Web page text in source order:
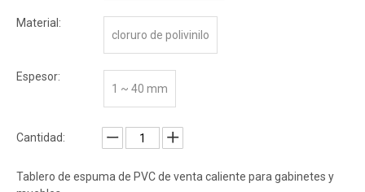
Material:
cloruro de polivinilo
Espesor:
1 ~ 40 mm
Cantidad:
Tablero de espuma de PVC de venta caliente para gabinetes y